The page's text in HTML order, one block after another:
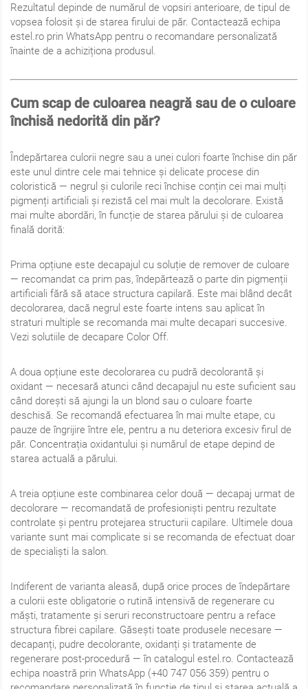
Rezultatul depinde de numărul de vopsiri anterioare, de tipul de
vopsea folosit și de starea firului de păr. Contactează echipa
estel.ro prin WhatsApp pentru o recomandare personalizată
înainte de a achiziționa produsul.
Cum scap de culoarea neagră sau de o culoare
închisă nedorită din păr?
Îndepărtarea culorii negre sau a unei culori foarte închise din păr
este unul dintre cele mai tehnice și delicate procese din
coloristică — negrul și culorile reci închise conțin cei mai mulți
pigmenți artificiali și rezistă cel mai mult la decolorare. Există
mai multe abordări, în funcție de starea părului și de culoarea
finală dorită:
Prima opțiune este decapajul cu soluție de remover de culoare
— recomandat ca prim pas, îndepărtează o parte din pigmenții
artificiali fără să atace structura capilară. Este mai blând decât
decolorarea, dacă negrul este foarte intens sau aplicat în
straturi multiple se recomanda mai multe decapari succesive.
Vezi solutiile de decapare Color Off.
A doua opțiune este decolorarea cu pudră decolorantă și
oxidant — necesară atunci când decapajul nu este suficient sau
când dorești să ajungi la un blond sau o culoare foarte
deschisă. Se recomandă efectuarea în mai multe etape, cu
pauze de îngrijire între ele, pentru a nu deteriora excesiv firul de
păr. Concentrația oxidantului și numărul de etape depind de
starea actuală a părului.
A treia opțiune este combinarea celor două — decapaj urmat de
decolorare — recomandată de profesioniști pentru rezultate
controlate și pentru protejarea structurii capilare. Ultimele doua
variante sunt mai complicate si se recomanda de efectuat doar
de specialiști la salon.
Indiferent de varianta aleasă, după orice proces de îndepărtare
a culorii este obligatorie o rutină intensivă de regenerare cu
măști, tratamente și seruri reconstructoare pentru a reface
structura fibrei capilare. Găsești toate produsele necesare —
decapanți, pudre decolorante, oxidanți și tratamente de
regenerare post-procedură — în catalogul estel.ro. Contactează
echipa noastră prin WhatsApp (+40 747 056 359) pentru o